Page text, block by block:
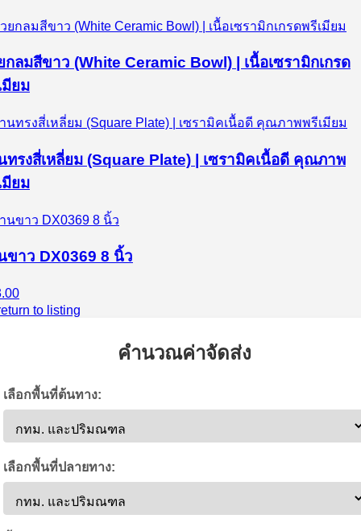
กลมสีขาว (White Ceramic Bowl) | เนื้อเซรามิกเกรด
มียม
ทรงสี่เหลี่ยม (Square Plate) | เซรามิคเนื้อดี คุณภาพ
มียม
ขาว DX0369 8 นิ้ว
to listing
คำนวณค่าจัดส่ง
เลือกพื้นที่ต้นทาง:
เลือกพื้นที่ปลายทาง: